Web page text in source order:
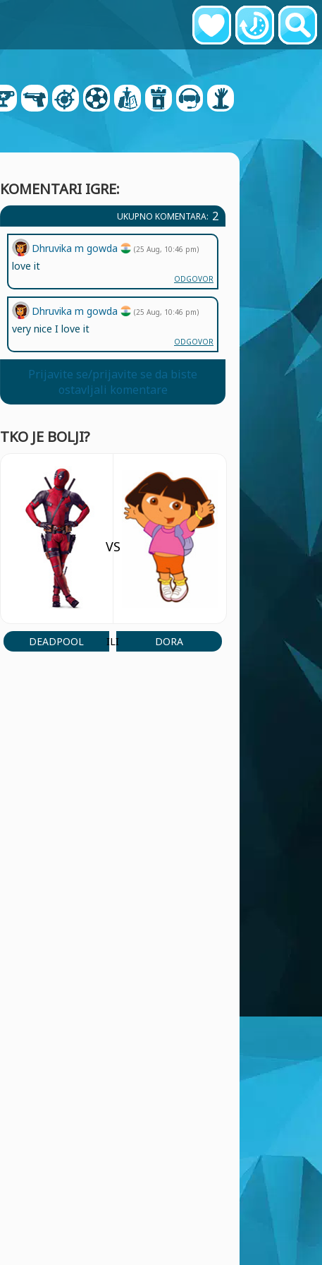
KOMENTARI IGRE:
UKUPNO KOMENTARA: 2
Dhruvika m gowda (25 Aug, 10:46 pm)
very nice I love it
ODGOVOR
Dhruvika m gowda (25 Aug, 10:46 pm)
love it
ODGOVOR
Prijavite se/prijavite se da biste
ostavljali komentare
TKO JE BOLJI?
DEADPOOL
VS
ILI DORA